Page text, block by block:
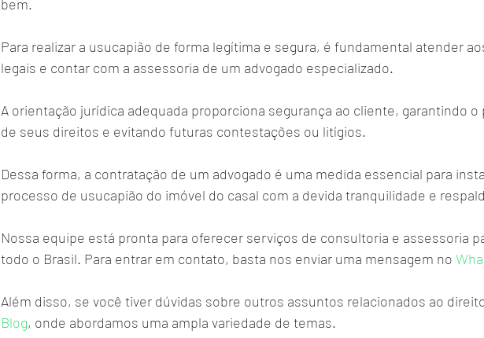
bem.
Para realizar a usucapião de forma legítima e segura, é fundamental atender
legais e contar com a assessoria de um advogado especializado.
A orientação jurídica adequada proporciona segurança ao cliente, garantindo
de seus direitos e evitando futuras contestações ou litígios.
Dessa forma, a contratação de um advogado é uma medida essencial para
processo de usucapião do imóvel do casal com a devida tranquilidade e
Nossa equipe está pronta para oferecer serviços de consultoria e assessoria
todo o Brasil. Para entrar em contato, basta nos enviar uma mensagem no
Além disso, se você tiver dúvidas sobre outros assuntos relacionados ao
Blog, onde abordamos uma ampla variedade de temas.